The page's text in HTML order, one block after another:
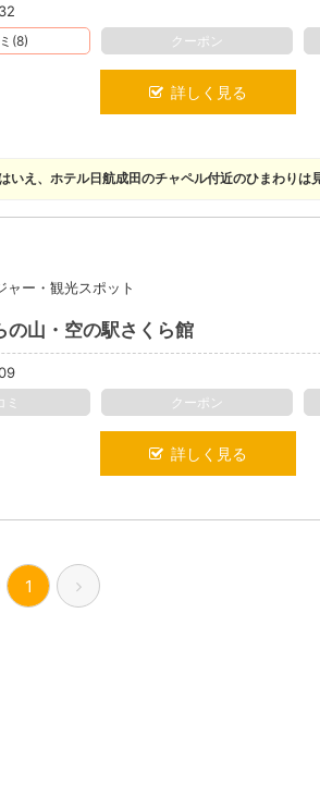
(8) クーポン
詳しく見る
いえ、ホテル日航成田のチャペル付近のひまわり
ャー・観光スポット
の山・空の駅さくら館
ミ クーポン
詳しく見る
1